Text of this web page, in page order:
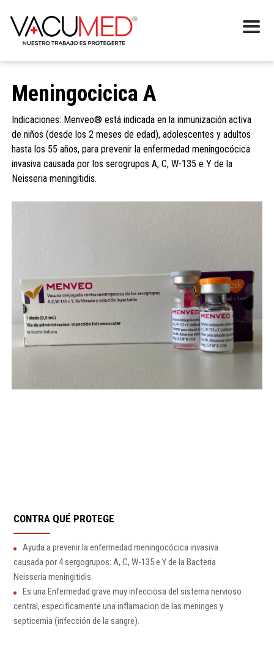
Meningocicica A
Indicaciones: Menveo® está indicada en la inmunización activa
de niños (desde los 2 meses de edad), adolescentes y adultos
hasta los 55 años, para prevenir la enfermedad meningocócica
invasiva causada por los serogrupos A, C, W-135 e Y de la
Neisseria meningitidis.
CONTRA QUÉ PROTEGE
Ayuda a prevenir la enfermedad meningocócica invasiva
causada por 4 sergogrupos: A, C, W-135 e Y de la Bacteria
Neisseria meningitidis.
Es una Enfermedad grave muy infecciosa del sistema nervioso
central, especificamente una inflamacion de las meninges y
septicemia (infección de la sangre).